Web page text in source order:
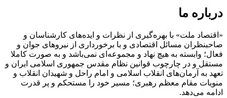
درباره ما
«اقتصاد ملت» با بهره‌گیری از نظرات و ایده‌های کارشناسان و
صاحبنظران مسائل اقتصادی و با برخورداری از نیروهای جوان و
فعال؛ وابسته به هیچ نهاد و مجموعه‌ای نمی‌‌باشد و به صورت کاملا
مستقل و در چارچوب قوانین نظام مقدس جمهوری اسلامی ایران و
تعهد به آرمان‌های انقلاب اسلامی و امام راحل و شهیدان انقلاب و
منویات مقام معظم رهبری؛ مسیر خود را مستحکم و پر قدرت
ادامه می‌دهد.